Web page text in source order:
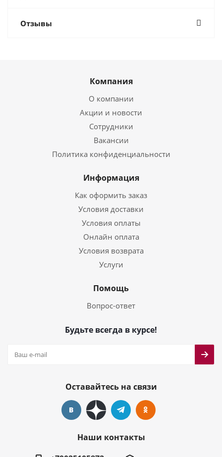
Отзывы
Компания
О компании
Акции и новости
Сотрудники
Вакансии
Политика конфиденциальности
Информация
Как оформить заказ
Условия доставки
Условия оплаты
Онлайн оплата
Условия возврата
Услуги
Помощь
Вопрос-ответ
Будьте всегда в курсе!
Оставайтесь на связи
Наши контакты